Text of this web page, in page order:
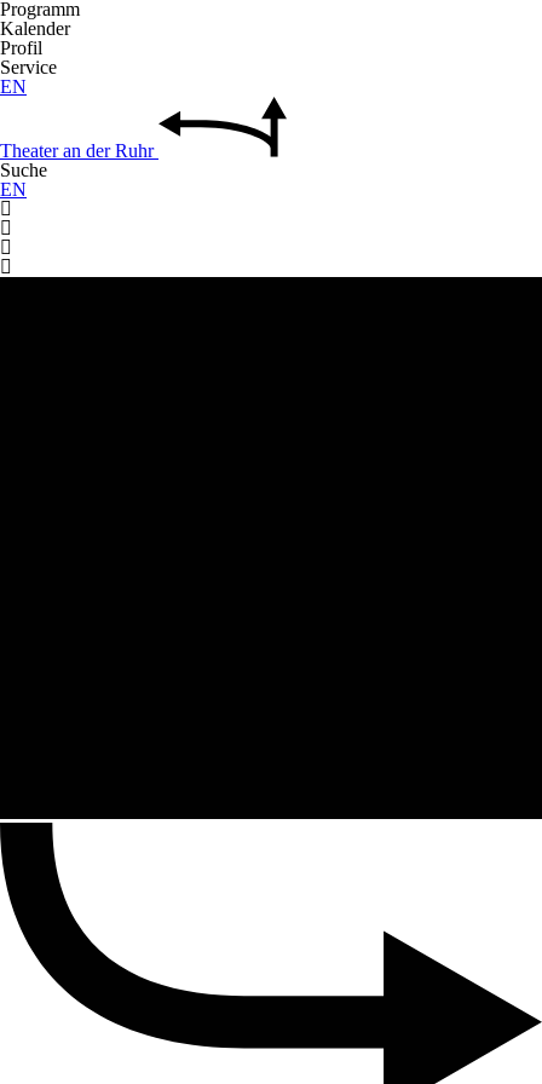
Programm
Kalender
Profil
Service
EN
Theateran derRuhr
Suche
EN



